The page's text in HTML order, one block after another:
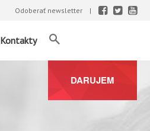
Odoberať newsletter
Kontakty
DARUJEM